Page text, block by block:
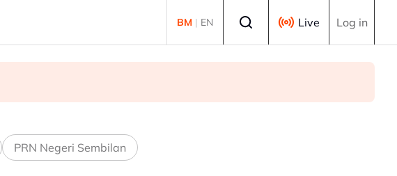
BM | EN Live Log in
PRN Negeri Sembilan